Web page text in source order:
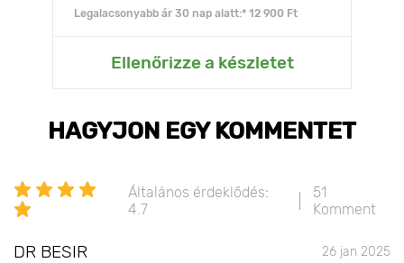
Legalacsonyabb ár 30 nap alatt:* 12 900 Ft
Ellenőrizze a készletet
HAGYJON EGY KOMMENTET
Általános érdeklődés:
4.7
51
Komment
DR BESIR 26 jan 2025